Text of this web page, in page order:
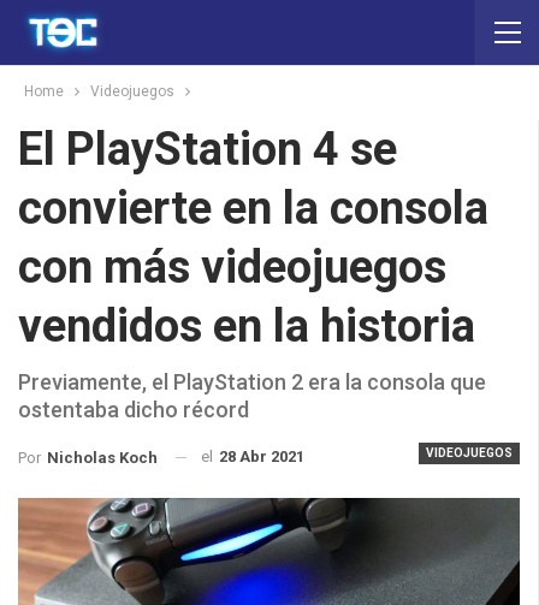
Home Videojuegos
El PlayStation 4 se
convierte en la consola
con más videojuegos
vendidos en la historia
Previamente, el PlayStation 2 era la consola que
ostentaba dicho récord
VIDEOJUEGOS
Por Nicholas Koch el 28 Abr 2021